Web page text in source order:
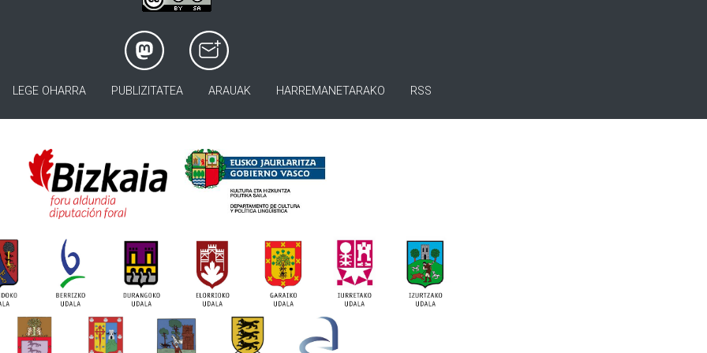
LEGE OHARRA PUBLIZITATEA ARAUAK HARREMANETARAKO RSS